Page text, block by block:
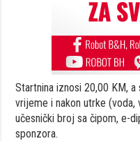
Startnina iznosi 20,00 KM,
vrijeme i nakon utrke
učesnički broj sa čipom, e-
sponzora.